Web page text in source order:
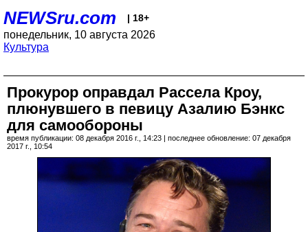
NEWSru.com | 18+
понедельник, 10 августа 2026
Культура
Прокурор оправдал Рассела Кроу,
плюнувшего в певицу Азалию Бэнкс
для самообороны
время публикации: 08 декабря 2016 г., 14:23 | последнее обновление: 07 декабря
2017 г., 10:54